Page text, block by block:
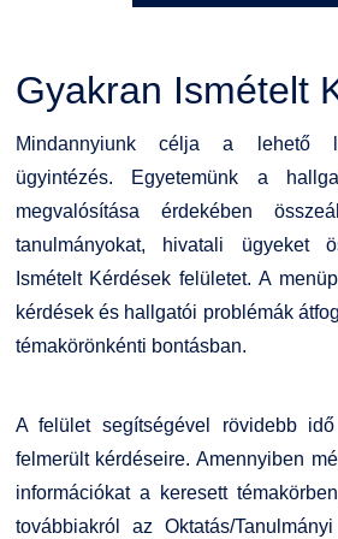
Felnőttképzés
Origó nyelvvizsga
HASIT
Neptun
Moodle
K+F+I
Átjelentkezőknek
Érdekvédelmi
Díjak, elismerések
Kapcsolat
Telefonkönyv
Minőségirányítás
Intézményi és
Együttműködő
Gyakran Ismételt
Mindannyiunk célja a lehető
ügyintézés. Egyetemünk a
megvalósítása érdekében
tanulmányokat, hivatali ügyeket
Ismételt Kérdések felületet. A
kérdések és hallgatói problémák
témakörönkénti bontásban.
A felület segítségével rövidebb
felmerült kérdéseire. Amennyiben
információkat a keresett
továbbiakról az Oktatás/